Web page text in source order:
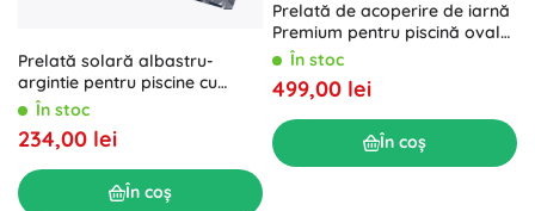
Prelată solară albastru-
argintie pentru piscine cu
diametrul oglinzii de apă 4,5
În stoc
234,00 lei
În coș
Prelată de acoperire de iarnă
Premium pentru piscină ovală
7,3 × 3,7 m
În stoc
499,00 lei
În coș